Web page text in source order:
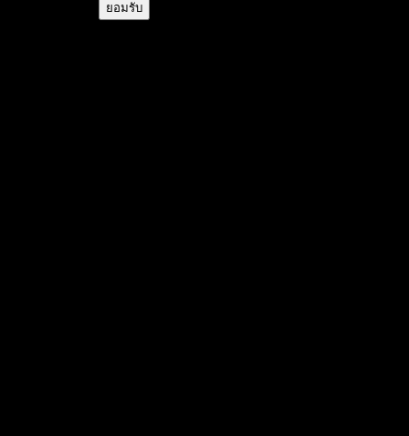
ยอมรับ